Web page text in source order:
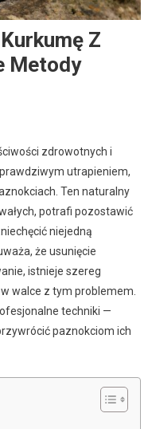
Z
Metody
zdrowotnych i
utrapieniem,
Ten naturalny
potrafi pozostawić
niejedną
że usunięcie
istnieje szereg
walce z tym problemem.
techniki —
paznokciom ich